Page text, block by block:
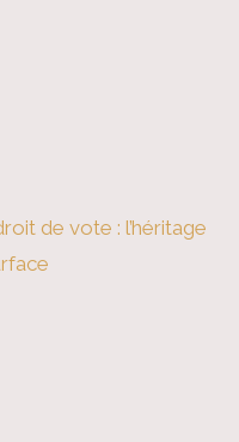
de vote : l’héritage